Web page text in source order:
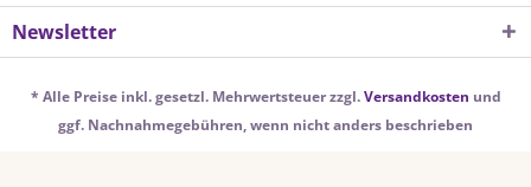
Newsletter
* Alle Preise inkl. gesetzl. Mehrwertsteuer zzgl.Versandkosten und
ggf. Nachnahmegebühren, wenn nicht anders beschrieben